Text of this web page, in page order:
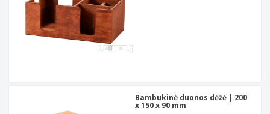
Bambukinė duonos dėžė | 200
x 150 x 90 mm